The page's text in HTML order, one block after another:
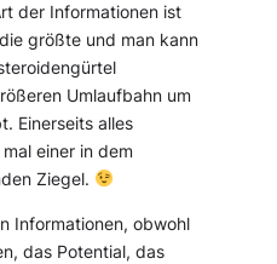
der Informationen ist
größte und man kann
Umlaufbahn um
Einerseits alles
einer in dem
Ziegel.
Informationen, obwohl
das Potential, das